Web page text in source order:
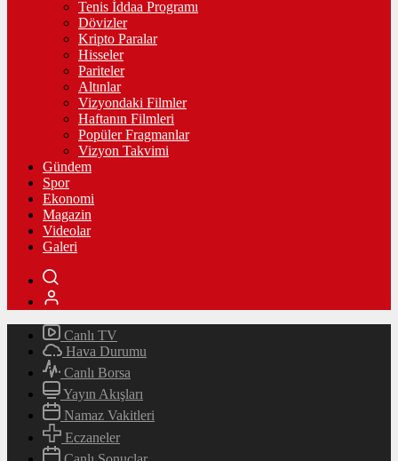
Tenis İddaa Programı
Dövizler
Kripto Paralar
Hisseler
Pariteler
Altınlar
Vizyondaki Filmler
Haftanın Filmleri
Popüler Fragmanlar
Vizyon Takvimi
Gündem
Spor
Ekonomi
Magazin
Videolar
Galeri
Canlı TV
Hava Durumu
Canlı Borsa
Yayın Akışları
Namaz Vakitleri
Eczaneler